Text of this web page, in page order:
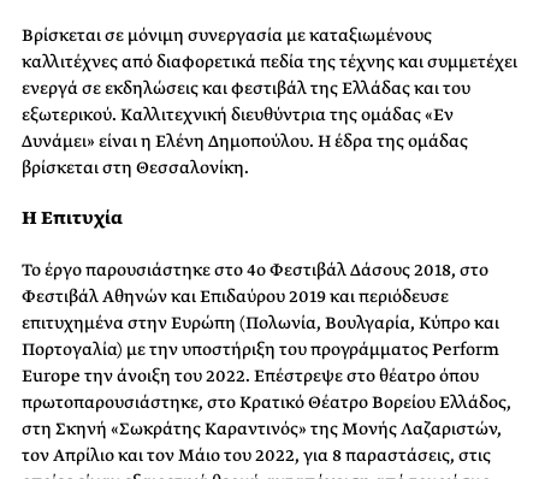
Βρίσκεται σε μόνιμη συνεργασία με καταξιωμένους
καλλιτέχνες από διαφορετικά πεδία της τέχνης και συμμετέχει
ενεργά σε εκδηλώσεις και φεστιβάλ της Ελλάδας και του
εξωτερικού. Καλλιτεχνική διευθύντρια της ομάδας «Εν
Δυνάμει» είναι η Ελένη Δημοπούλου. Η έδρα της ομάδας
βρίσκεται στη Θεσσαλονίκη.
Η Επιτυχία
Το έργο παρουσιάστηκε στο 4ο Φεστιβάλ Δάσους 2018, στο
Φεστιβάλ Αθηνών και Επιδαύρου 2019 και περιόδευσε
επιτυχημένα στην Ευρώπη (Πολωνία, Βουλγαρία, Κύπρο και
Πορτογαλία) με την υποστήριξη του προγράμματος Perform
Europe την άνοιξη του 2022. Επέστρεψε στο θέατρο όπου
πρωτοπαρουσιάστηκε, στο Κρατικό Θέατρο Βορείου Ελλάδος,
στη Σκηνή «Σωκράτης Καραντινός» της Μονής Λαζαριστών,
τον Απρίλιο και τον Μάιο του 2022, για 8 παραστάσεις, στις